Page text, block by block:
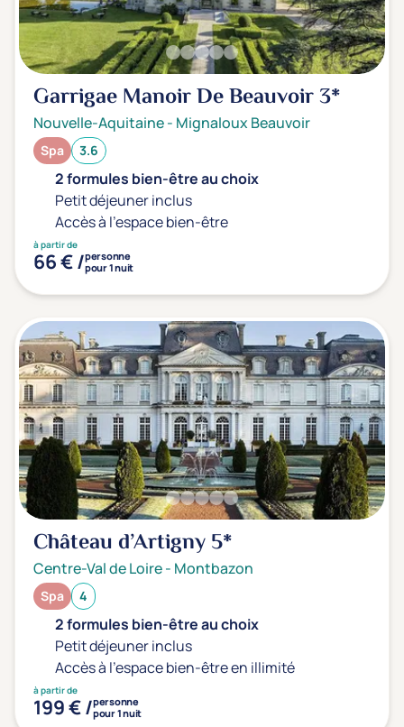
Garrigae Manoir De Beauvoir3*
Nouvelle-Aquitaine- Mignaloux Beauvoir
Spa 3.6
2 formules bien-être au choix
Petit déjeuner inclus
Accès à l'espace bien-être
à partir de
66 € /personne
pour 1 nuit
Château d’Artigny5*
Centre-Val de Loire- Montbazon
Spa 4
2 formules bien-être au choix
Petit déjeuner inclus
Accès à l'espace bien-être en illimité
à partir de
199 € /personne
pour 1 nuit